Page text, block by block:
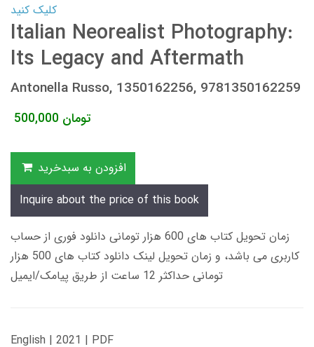
کلیک کنید
Italian Neorealist Photography:
Its Legacy and Aftermath
Antonella Russo, 1350162256, 9781350162259
500,000 تومان
افزودن به سبدخرید
Inquire about the price of this book
زمان تحویل کتاب های 600 هزار تومانی دانلود فوری از حساب
کاربری می باشد، و زمان تحویل لینک دانلود کتاب های 500 هزار
تومانی حداکثر 12 ساعت از طریق پیامک/ایمیل
English | 2021 | PDF